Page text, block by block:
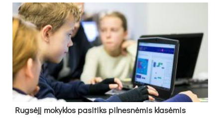
Rug­sė­jį mo­kyk­los pa­si­tiks pil­nes­nė­mis kla­sė­mis